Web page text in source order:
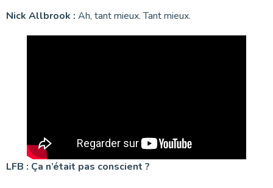
Nick Allbrook : Ah, tant mieux. Tant mieux.
LFB : Ça n’était pas conscient ?